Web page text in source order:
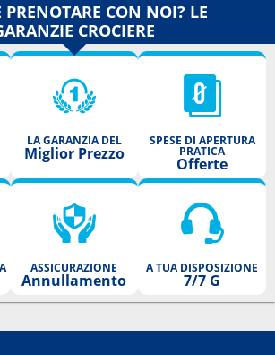
PRENOTARE CON NOI? LE
CROCIERE
LA GARANZIA DEL
Miglior Prezzo
SPESE DI APERTURA
PRATICA
Offerte
ASSICURAZIONE
Annullamento
A TUA DISPOSIZIONE
7/7 G